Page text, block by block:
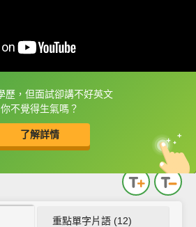
歷，但面試卻講不好英文
你不覺得生氣嗎？
了解詳情
下字幕可以直接查字典喔！
中
英
重點單字片語 (12)